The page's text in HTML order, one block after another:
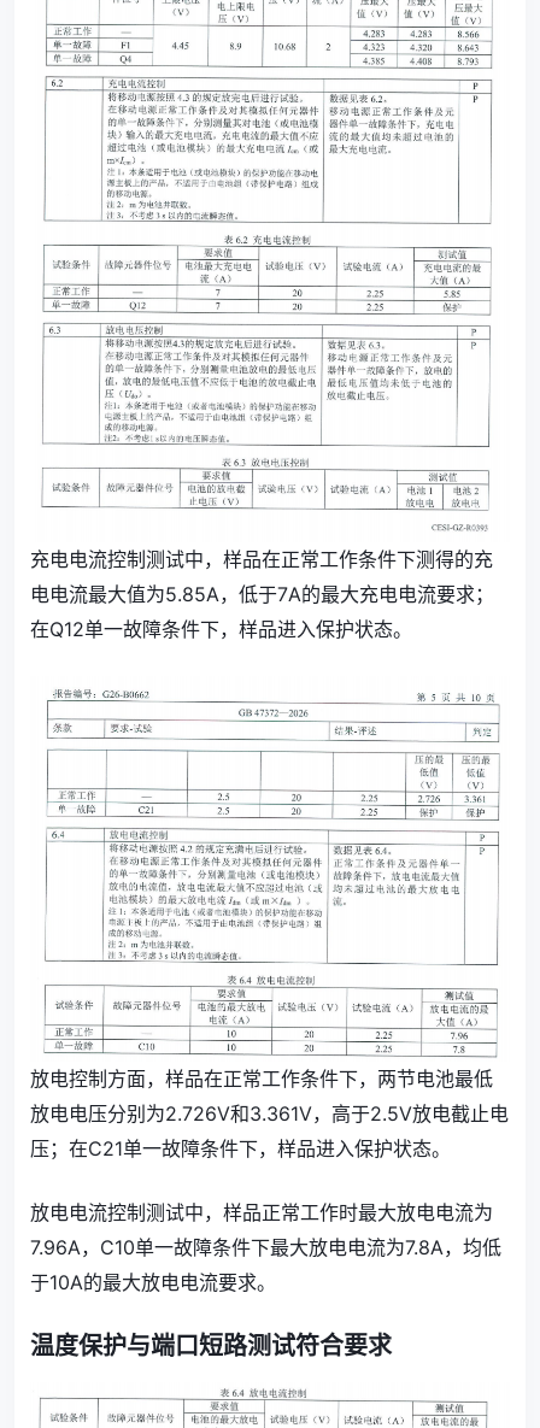
充电电流控制测试中，样品在正常工作条件下测得的充
电电流最大值为5.85A，低于7A的最大充电电流要求；
在Q12单一故障条件下，样品进入保护状态。
放电控制方面，样品在正常工作条件下，两节电池最低
放电电压分别为2.726V和3.361V，高于2.5V放电截止电
压；在C21单一故障条件下，样品进入保护状态。
放电电流控制测试中，样品正常工作时最大放电电流为
7.96A，C10单一故障条件下最大放电电流为7.8A，均低
于10A的最大放电电流要求。
温度保护与端口短路测试符合要求